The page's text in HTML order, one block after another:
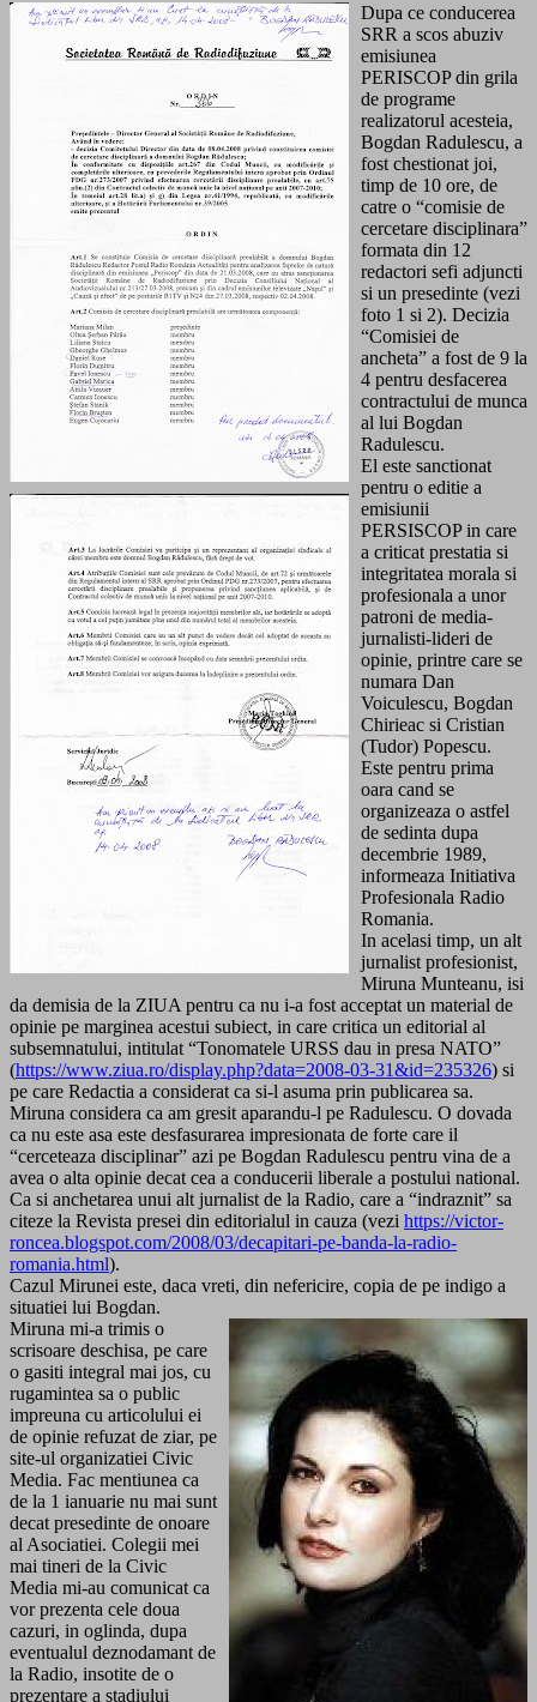
Dupa ce conducerea
SRR a scos abuziv
emisiunea
PERISCOP din grila
de programe
realizatorul acesteia,
Bogdan Radulescu, a
fost chestionat joi,
timp de 10 ore, de
catre o “comisie de
cercetare disciplinara”
formata din 12
redactori sefi adjuncti
si un presedinte (vezi
foto 1 si 2). Decizia
“Comisiei de
ancheta” a fost de 9 la
4 pentru desfacerea
contractului de munca
al lui Bogdan
Radulescu.
El este sanctionat
pentru o editie a
emisiunii
PERSISCOP in care
a criticat prestatia si
integritatea morala si
profesionala a unor
patroni de media-
jurnalisti-lideri de
opinie, printre care se
numara Dan
Voiculescu, Bogdan
Chirieac si Cristian
(Tudor) Popescu.
Este pentru prima
oara cand se
organizeaza o astfel
de sedinta dupa
decembrie 1989,
informeaza Initiativa
Profesionala Radio
Romania.
In acelasi timp, un alt
jurnalist profesionist,
Miruna Munteanu, isi
da demisia de la ZIUA pentru ca nu i-a fost acceptat un material de
opinie pe marginea acestui subiect, in care critica un editorial al
subsemnatului, intitulat “Tonomatele URSS dau in presa NATO”
(https://www.ziua.ro/display.php?data=2008-03-31&id=235326) si
pe care Redactia a considerat ca si-l asuma prin publicarea sa.
Miruna considera ca am gresit aparandu-l pe Radulescu. O dovada
ca nu este asa este desfasurarea impresionata de forte care il
“cerceteaza disciplinar” azi pe Bogdan Radulescu pentru vina de a
avea o alta opinie decat cea a conducerii liberale a postului national.
Ca si anchetarea unui alt jurnalist de la Radio, care a “indraznit” sa
citeze la Revista presei din editorialul in cauza (vezi https://victor-
roncea.blogspot.com/2008/03/decapitari-pe-banda-la-radio-
romania.html).
Cazul Mirunei este, daca vreti, din nefericire, copia de pe indigo a
situatiei lui Bogdan.
Miruna mi-a trimis o
scrisoare deschisa, pe care
o gasiti integral mai jos, cu
rugamintea sa o public
impreuna cu articolului ei
de opinie refuzat de ziar, pe
site-ul organizatiei Civic
Media. Fac mentiunea ca
de la 1 ianuarie nu mai sunt
decat presedinte de onoare
al Asociatiei. Colegii mei
mai tineri de la Civic
Media mi-au comunicat ca
vor prezenta cele doua
cazuri, in oglinda, dupa
eventualul deznodamant de
la Radio, insotite de o
prezentare a stadiului